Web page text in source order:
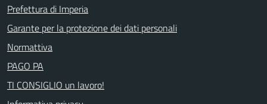
Prefettura di Imperia
Garante per la protezione dei dati personali
Normattiva
PAGO PA
TI CONSIGLIO un lavoro!